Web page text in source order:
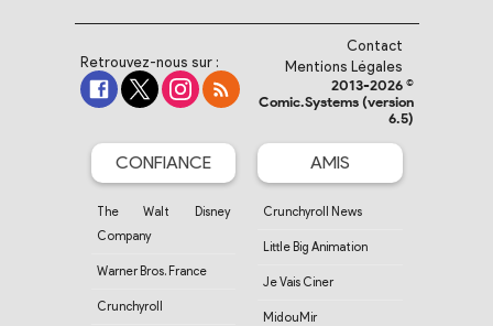
Retrouvez-nous sur :
Contact
Mentions Légales
2013-2026 ©
Comic.Systems (version
6.5)
CONFIANCE
The Walt Disney
Company
Warner Bros. France
Crunchyroll
AMIS
Crunchyroll News
Little Big Animation
Je Vais Ciner
MidouMir